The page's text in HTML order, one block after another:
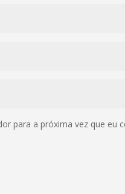
para a próxima vez que eu